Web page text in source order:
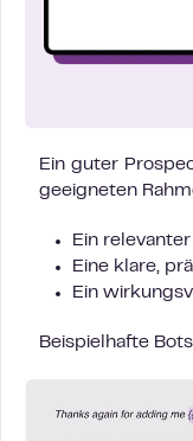
Ein guter
geeigneten
Ein
Eine klare,
Ein
Beispielhafte